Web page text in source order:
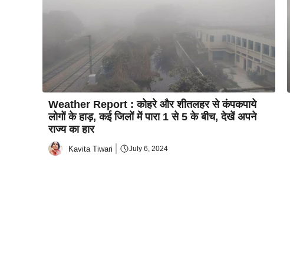
Weather Report : कोहरे और शीतलहर से कंपकपाये
लोगों के हाड़, कई जिलों में पारा 1 से 5 के बीच, देखें अपने
राज्य का हार
Kavita Tiwari July 6, 2024